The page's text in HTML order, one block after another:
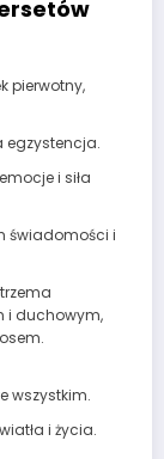
pierwotny,
egzystencja.
i siła
świadomości i
i duchowym,
wszystkim.
i życia.